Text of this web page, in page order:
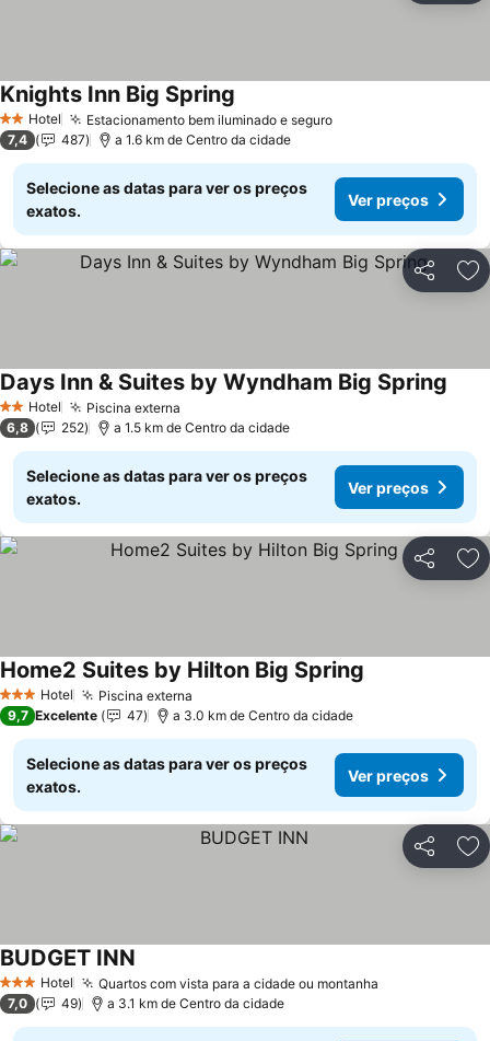
2 Estrelas
Hotel Estacionamento bem iluminado e seguroVer preços
Knights Inn Big Spring
7,4 487 a 1.6 km de Centro da cidade
Selecione as datas para ver os preços
exatos.
Ver preços
Partilhar
2 Estrelas
Hotel Piscina externa
Days Inn & Suites by Wyndham Big Spring
6,8 252 a 1.5 km de Centro da cidade
Selecione as datas para ver os preços
exatos.
Ver preços
Partilhar
3 EstrelasHotel Piscina externa
Home2 Suites by Hilton Big Spring
9,7 Excelente 47 a 3.0 km de Centro da cidade
Selecione as datas para ver os preços
exatos.
Ver preços
Partilhar
3 EstrelasHotel Quartos com vista para a cidade ou montanha
BUDGET INN
7,0 49 a 3.1 km de Centro da cidade